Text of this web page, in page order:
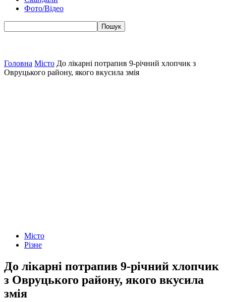
Фото/Відео
Головна Місто До лікарні потрапив 9-річний хлопчик з
Овруцького району, якого вкусила змія
Місто
Різне
До лікарні потрапив 9-річний хлопчик
з Овруцького району, якого вкусила
змія